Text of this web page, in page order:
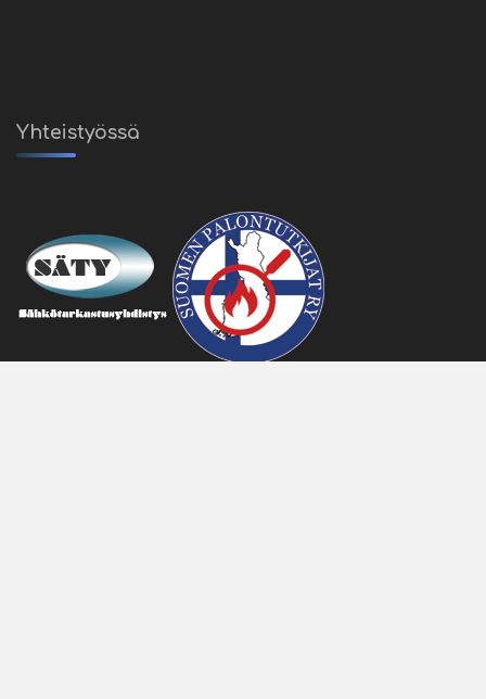
Yhteistyössä